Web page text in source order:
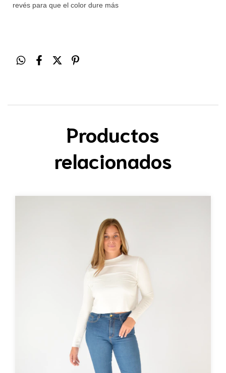
revés para que el color dure más
Productos
relacionados